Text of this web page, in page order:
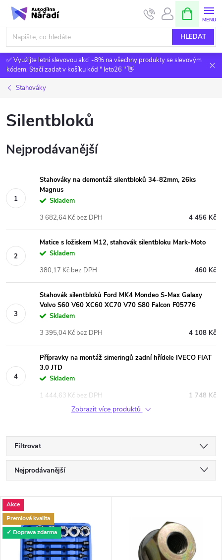
Přejít
obsah
HLEDAT
NÁKUPNÍ
KOŠÍK
✅ Využijte letní slevovou akci -8% na všechny produkty se slevovým
kódem. Stačí zadat v košíku kód " leto26 " 👋
Stahováky
Silentbloků
Nejprodávanější
Stahováky na demontáž silentbloků 34-82mm, 26ks
Magnus
Skladem
4 456 Kč
3 682,64 Kč bez DPH
Matice s ložiskem M12, stahovák silentbloku Mark-Moto
Skladem
460 Kč
380,17 Kč bez DPH
Stahovák silentbloků Ford MK4 Mondeo S-Max Galaxy
Volvo S60 V60 XC60 XC70 V70 S80 Falcon F05776
Skladem
4 108 Kč
3 395,04 Kč bez DPH
Přípravky na montáž simeringů zadní hřídele IVECO FIAT
3.0 JTD
Skladem
1 748 Kč
1 444,63 Kč bez DPH
Zobrazit více produktů
Filtrovat
Ř
a
z
e
Nejprodávanější
Nejdražší
Abecedně
V
ý
Akce
Premiová kvalita
✓ Doprava zdarma